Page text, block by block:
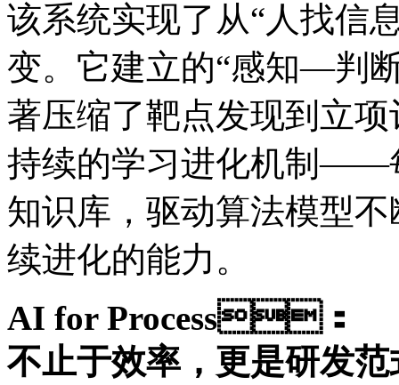
该系统实现了从“人找信
变。它建立的“感知—判
著压缩了靶点发现到立项
持续的学习进化机制——
知识库，驱动算法模型
续进化的能力。
AI for Process：
不止于效率，更是研发